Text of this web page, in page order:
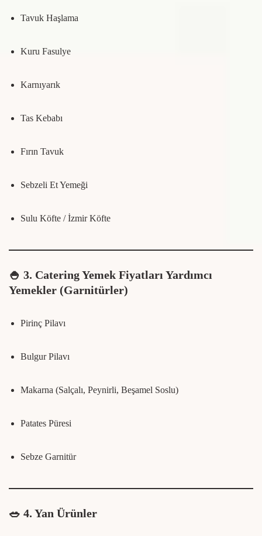
Tavuk Haşlama
Kuru Fasulye
Karnıyarık
Tas Kebabı
Fırın Tavuk
Sebzeli Et Yemeği
Sulu Köfte / İzmir Köfte
🍚 3. Catering Yemek Fiyatları Yardımcı
Yemekler (Garnitürler)
Pirinç Pilavı
Bulgur Pilavı
Makarna (Salçalı, Peynirli, Beşamel Soslu)
Patates Püresi
Sebze Garnitür
🥗 4. Yan Ürünler